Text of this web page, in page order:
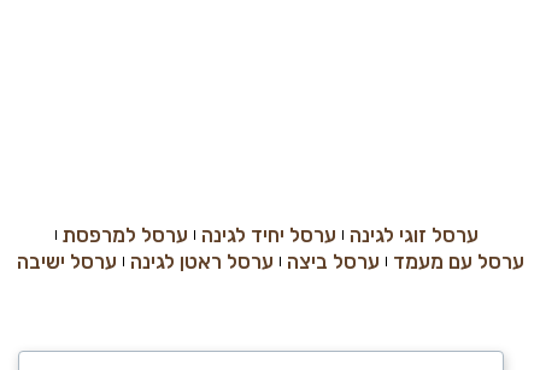
ערסל זוגי לגינה ערסל יחיד לגינה
ערסל למרפסת
ערסל עם מעמד
ערסל ביצה ערסל ראטן לגינה ערסל ישיבה